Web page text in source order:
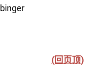
(回页顶)